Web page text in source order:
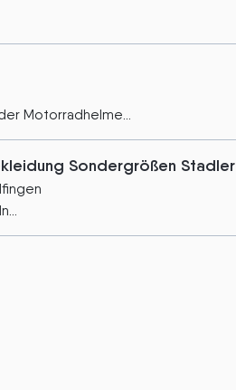
Motorradhelme...
Sondergrößen Stadler